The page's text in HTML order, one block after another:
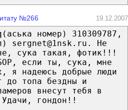
№266 19.12.2007
номер) 310309787,
sergnet@1nsk.ru. Не
сука такая, фотик!!!
если ты, сука, мне
я надеюсь добрые люди
до топа бездны и
внесут тебя в
гондон!!